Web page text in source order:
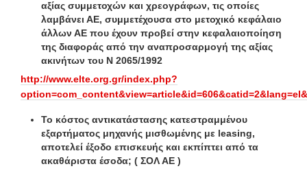
αξίας συμμετοχών και χρεογράφων, τις οποίες
λαμβάνει ΑΕ, συμμετέχουσα στο μετοχικό κεφάλαιο
άλλων ΑΕ που έχουν προβεί στην κεφαλαιοποίηση
της διαφοράς από την αναπροσαρμογή της αξίας
ακινήτων του Ν 2065/1992
http://www.elte.org.gr/index.php?
Το κόστος αντικατάστασης κατεστραμμένου
εξαρτήματος μηχανής μισθωμένης με leasing,
αποτελεί έξοδο επισκευής και εκπίπτει από τα
ακαθάριστα έσοδα; ( ΣΟΛ ΑΕ )